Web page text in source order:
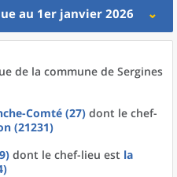
au 1er janvier 2026
de la commune de Sergines
Comté (27) dont le chef-
(21231)
dont le chef-lieu est la